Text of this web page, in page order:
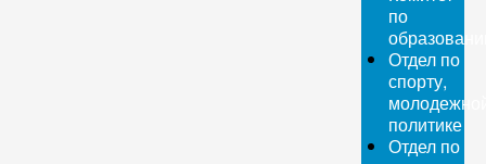
по
Отдел по
спорту,
политике
Отдел по